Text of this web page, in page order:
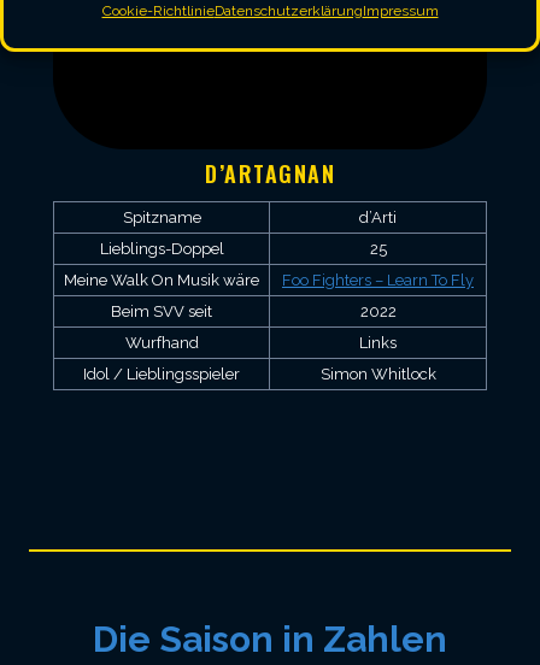
Cookie-RichtlinieDatenschutzerklärungImpressum
D’ARTAGNAN
Spitzname
d’Arti
Lieblings-Doppel
25
Meine Walk On Musik wäre
Foo Fighters – Learn To Fly
Beim SVV seit
2022
Wurfhand
Links
Idol / Lieblingsspieler
Simon Whitlock
Die Saison in Zahlen